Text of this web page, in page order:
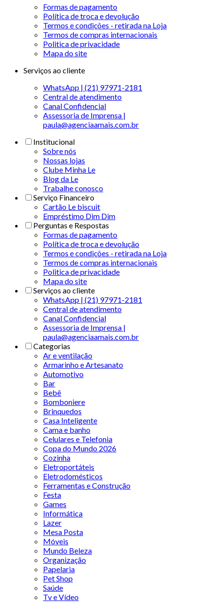
Formas de pagamento
Política de troca e devolução
Termos e condições - retirada na Loja
Termos de compras internacionais
Politica de privacidade
Mapa do site
Serviços ao cliente
WhatsApp | (21) 97971-2181
Central de atendimento
Canal Confidencial
Assessoria de Imprensa |
paula@agenciaamais.com.br
Institucional
Sobre nós
Nossas lojas
Clube Minha Le
Blog da Le
Trabalhe conosco
Serviço Financeiro
Cartão Le biscuit
Empréstimo Dim Dim
Perguntas e Respostas
Formas de pagamento
Política de troca e devolução
Termos e condições - retirada na Loja
Termos de compras internacionais
Politica de privacidade
Mapa do site
Serviços ao cliente
WhatsApp | (21) 97971-2181
Central de atendimento
Canal Confidencial
Assessoria de Imprensa |
paula@agenciaamais.com.br
Categorias
Ar e ventilação
Armarinho e Artesanato
Automotivo
Bar
Bebê
Bomboniere
Brinquedos
Casa Inteligente
Cama e banho
Celulares e Telefonia
Copa do Mundo 2026
Cozinha
Eletroportáteis
Eletrodomésticos
Ferramentas e Construção
Festa
Games
Informática
Lazer
Mesa Posta
Móveis
Mundo Beleza
Organização
Papelaria
Pet Shop
Saúde
Tv e Vídeo